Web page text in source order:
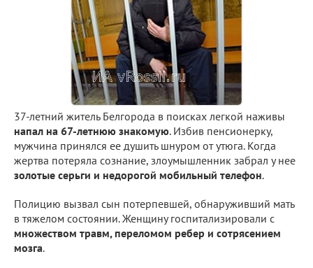
37-летний житель Белгорода в поисках легкой наживы
напал на 67-летнюю знакомую. Избив пенсионерку,
мужчина принялся ее душить шнуром от утюга. Когда
жертва потеряла сознание, злоумышленник забрал у нее
золотые серьги и недорогой мобильный телефон.
Полицию вызвал сын потерпевшей, обнаруживший мать
в тяжелом состоянии. Женщину госпитализировали с
множеством травм, переломом ребер и сотрясением
мозга.